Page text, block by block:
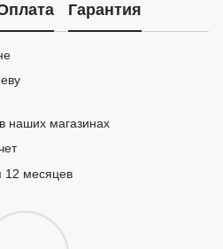
Гарантия
наших магазинах
12 месяцев